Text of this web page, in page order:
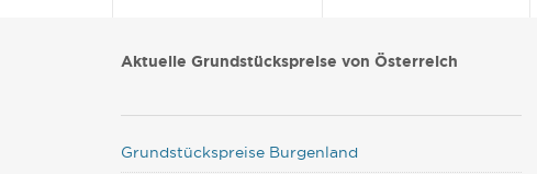
Aktuelle Grundstückspreise von Österreich
Grundstückspreise Burgenland